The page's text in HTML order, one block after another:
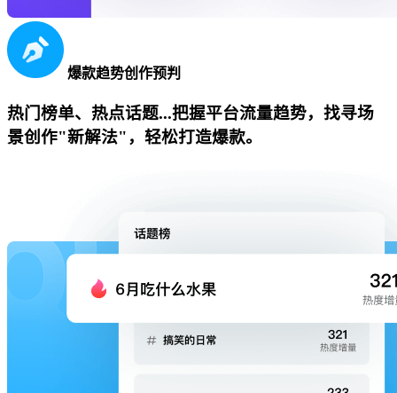
爆款趋势创作预判
热门榜单、热点话题...把握平台流量趋势，找寻场
景创作"新解法"，轻松打造爆款。